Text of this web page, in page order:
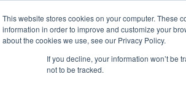
This website stores cookies on your computer. These
information in order to improve and customize your
about the cookies we use, see our Privacy Policy.
If you decline, your information won’t be
not to be tracked.
企業情報 支援企業一覧